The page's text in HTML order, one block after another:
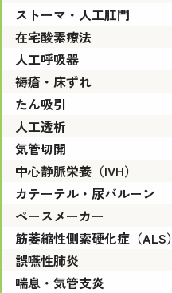
ストーマ・人工肛門
在宅酸素療法
人工呼吸器
褥瘡・床ずれ
たん吸引
人工透析
気管切開
中心静脈栄養（IVH）
カテーテル・尿バルーン
ペースメーカー
筋萎縮性側索硬化症（ALS）
誤嚥性肺炎
喘息・気管支炎